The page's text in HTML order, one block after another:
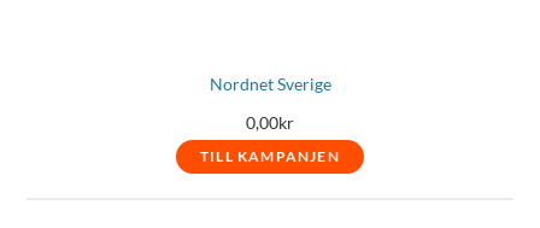
Nordnet Sverige
0,00kr
TILL KAMPANJEN